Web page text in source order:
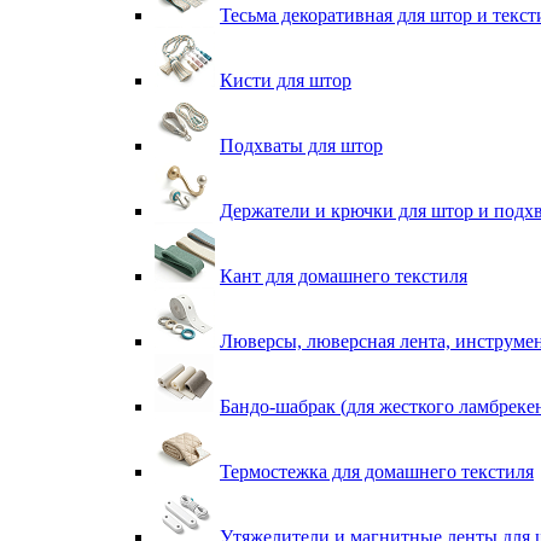
Тесьма декоративная для штор и
Кисти для штор
Подхваты для штор
Держатели и крючки для штор и
Кант для домашнего текстиля
Люверсы, люверсная лента,
Бандо-шабрак (для жесткого
Термостежка для домашнего текстиля
Утяжелители и магнитные ленты для